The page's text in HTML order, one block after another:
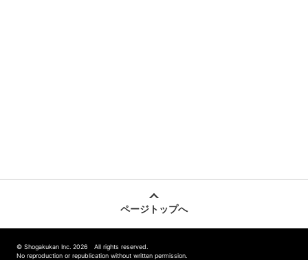
ページトップへ
© Shogakukan Inc. 2026 All rights reserved.
No reproduction or republication without written permission.